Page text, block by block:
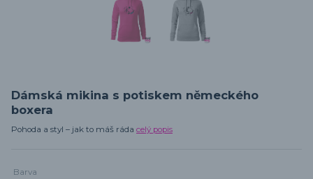
Dámská mikina s potiskem německého
boxera
Pohoda a styl – jak to máš ráda celý popis
Barva